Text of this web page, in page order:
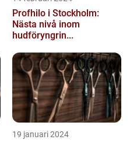
Profhilo i Stockholm:
Nästa nivå inom
hudföryngrin...
19 januari 2024